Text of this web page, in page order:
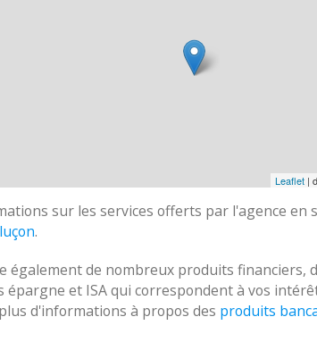
Leaflet|
sur les services offerts par l'agence en
.
également de nombreux produits financiers,
épargne et ISA qui correspondent à vos
d'informations à propos des produits